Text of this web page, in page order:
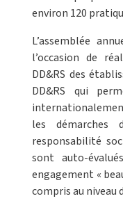
environ 120
L’assemblée
l’occasion de
DD&RS des
DD&RS qui
les démarches
responsabilité
sont auto-
engagement «
compris au niveau